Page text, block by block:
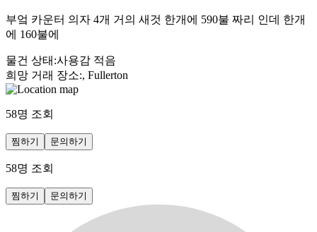
부엌 카운터 의자 4개 거의 새것 한개에 590불 짜리 인데 한개
에 160불에
물건 상태 :사용감 적음
희망 거래 장소:, Fullerton
58명 조회
찜하기 문의하기
58명 조회
찜하기 문의하기